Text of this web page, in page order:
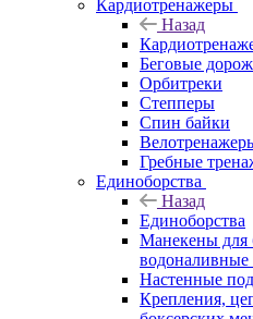
Кардиотренажеры
Назад
Беговые
Орбитреки
Степперы
Спин байки
Гребные
Единоборства
Назад
Единоборства
Манекены для
Настенные
Крепления,